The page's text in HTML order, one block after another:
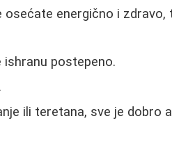
osećate energično i zdravo,
postepeno.
ili teretana, sve je dobro